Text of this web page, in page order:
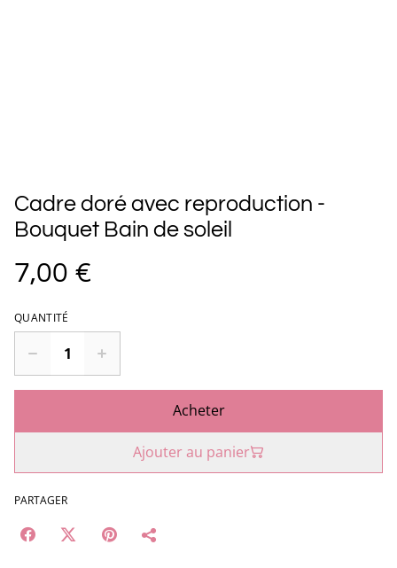
Cadre doré avec reproduction -
Bouquet Bain de soleil
7,00 €
QUANTITÉ
Acheter
Ajouter au panier
PARTAGER